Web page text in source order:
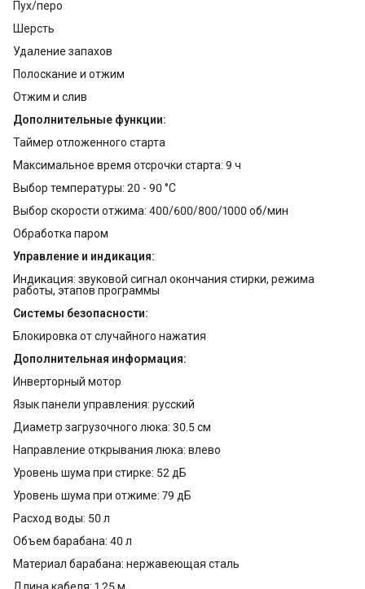
Пух/перо
Шерсть
Удаление запахов
Полоскание и отжим
Отжим и слив
Дополнительные функции:
Таймер отложенного старта
Максимальное время отсрочки старта: 9 ч
Выбор температуры: 20 - 90 °C
Выбор скорости отжима: 400/600/800/1000 об/мин
Обработка паром
Управление и индикация:
Индикация: звуковой сигнал окончания стирки, режима
работы, этапов программы
Системы безопасности:
Блокировка от случайного нажатия
Дополнительная информация:
Инверторный мотор
Язык панели управления: русский
Диаметр загрузочного люка: 30.5 см
Направление открывания люка: влево
Уровень шума при стирке: 52 дБ
Уровень шума при отжиме: 79 дБ
Расход воды: 50 л
Объем барабана: 40 л
Материал барабана: нержавеющая сталь
Длина кабеля: 1.25 м